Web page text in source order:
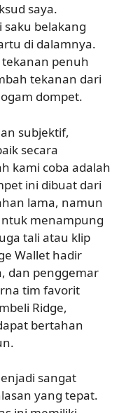
saya.
belakang
di dalamnya.
penuh
tekanan dari
dompet.
subjektif,
secara
kami coba adalah
ini dibuat dari
lama, namun
menampung
tali atau klip
Wallet hadir
dan penggemar
tim favorit
Ridge,
bertahan
sangat
yang tepat.